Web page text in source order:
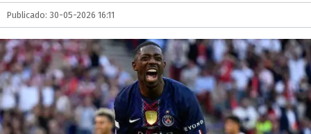
Publicado: 30-05-2026 16:11